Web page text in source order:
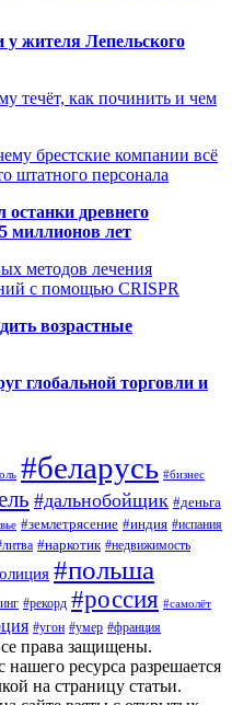
жителя Лепельского
течёт, как починить и чем
брестские компании всё
штатного персонала
древнего
миллионов лет
методов лечения
с помощью CRISPR
возрастные
глобальной торговли и
#беларусь #бизнес
#дальнобойщик #деньга
#землетрясение #индия #испания
#наркотик #недвижимость
#польша
#рекорд #россия #самолёт
#угон #умер #франция
права защищены.
ресурса разрешается
на страницу статьи.